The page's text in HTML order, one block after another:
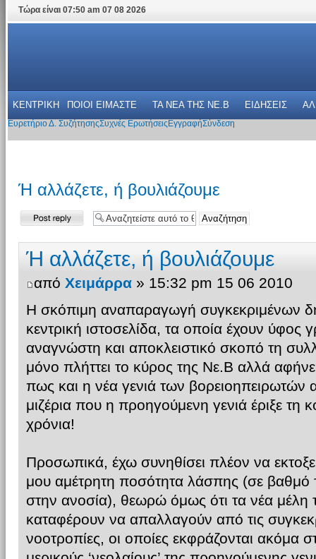
Τώρα είναι 07:50 am 07 08 2026
ΚΕΝΤΡΙΚΗ ΠΟΙΟΙ ΕΙΜΑΣΤΕ ΤΑ ΝΕΑ THΣ NE.B ΕΙΔΗΣΕΙΣ
Ευρετήριο Δ. ΣυζήτησηςΣυχνές Ερωτήσεις ΕγγραφήΣύνδεση
Ή αλλάζετε, ή βουλιάζουμε
Δημιουργία
απάντησης
Ή αλλάζετε, ή βουλιάζουμε
από Χειμάρρα» 15:32 pm 15 06 2010
Η σκόπιμη αναπαραγωγή συγκεκριμένων
κεντρική ιστοσελίδα, τα οποία έχουν
αναγνώστη και αποκλειστικό σκοπό τη
μόνο πλήττει το κύρος της Νε.Β αλλά
πως και η νέα γενιά των βορειοηπειρωτών
μιζέρια που η προηγούμενη γενιά έριξε τη
χρόνια!
Προσωπικά, έχω συνηθίσει πλέον να
μου αμέτρητη ποσότητα λάσπης (σε βαθμό
στην ανοσία), θεωρώ όμως ότι τα νέα μέλη
καταφέρουν να απαλλαγούν από τις
νοοτροπίες, οι οποίες εκφράζονται ακόμα